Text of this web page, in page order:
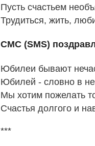
Пусть счастьем
Трудиться, жить,
СМС (SMS)
Юбилеи бывают
Юбилей - словно в
Мы хотим пожелать
Счастья долгого и
***